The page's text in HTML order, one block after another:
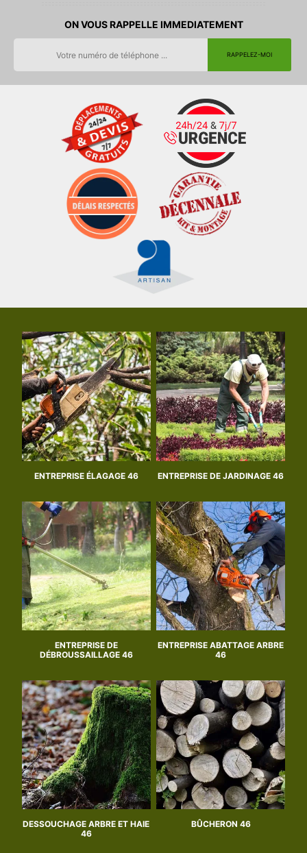
ON VOUS RAPPELLE IMMEDIATEMENT
ENTREPRISE ÉLAGAGE 46 ENTREPRISE DE JARDINAGE 46
ENTREPRISE DE
DÉBROUSSAILLAGE 46
ENTREPRISE ABATTAGE ARBRE
46
DESSOUCHAGE ARBRE ET HAIE
46
BÛCHERON 46